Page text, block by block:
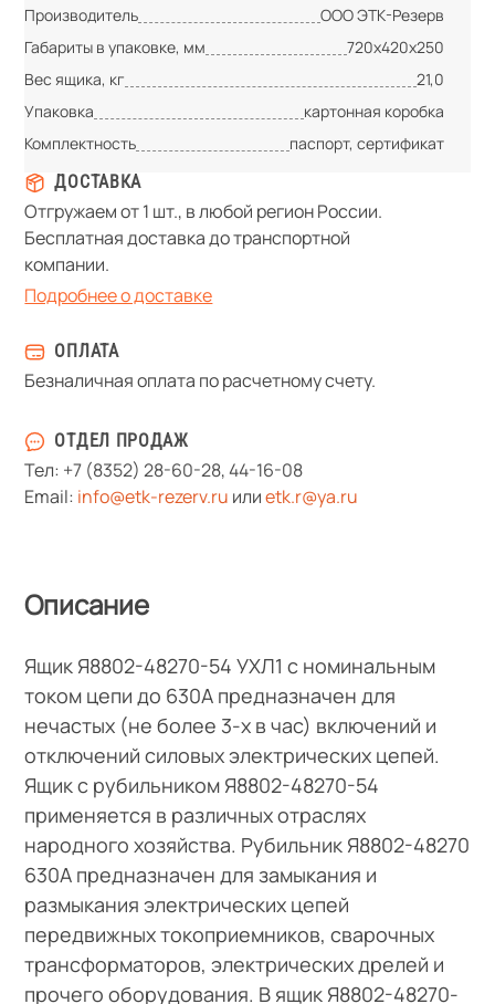
Производитель
ООО ЭТК-Резерв
Габариты в упаковке, мм
720х420х250
Вес ящика, кг
21,0
Упаковка
картонная коробка
Комплектность
паспорт, сертификат
ДОСТАВКА
Отгружаем от 1 шт., в любой регион России.
Бесплатная доставка до транспортной
компании.
Подробнее о доставке
ОПЛАТА
Безналичная оплата по расчетному счету.
ОТДЕЛ ПРОДАЖ
Тел: +7 (8352) 28-60-28,44-16-08
Email: info@etk-rezerv.ru илиetk.r@ya.ru
Описание
Ящик Я8802-48270-54 УХЛ1 с номинальным
током цепи до 630А предназначен для
нечастых (не более 3-х в час) включений и
отключений силовых электрических цепей.
Ящик с рубильником Я8802-48270-54
применяется в различных отраслях
народного хозяйства. Рубильник Я8802-48270
630А предназначен для замыкания и
размыкания электрических цепей
передвижных токоприемников, сварочных
трансформаторов, электрических дрелей и
прочего оборудования. В ящик Я8802-48270-